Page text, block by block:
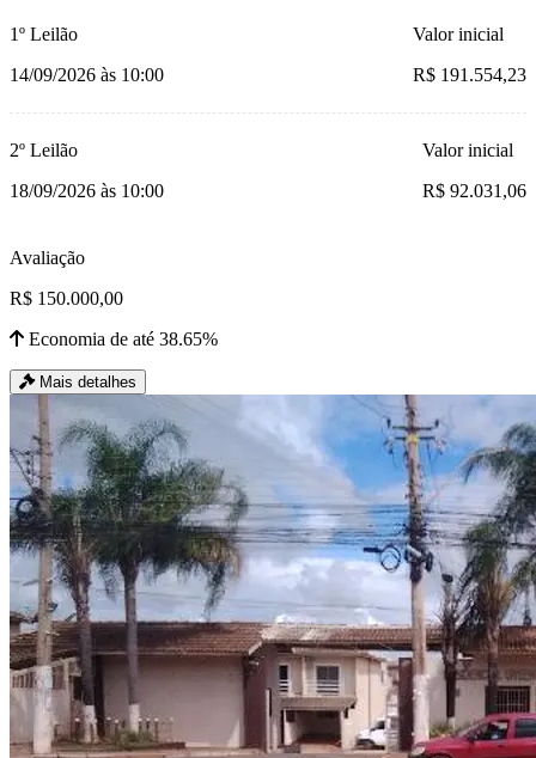
1º Leilão
14/09/2026 às 10:00
Valor inicial
R$ 191.554,23
2º Leilão
18/09/2026 às 10:00
Valor inicial
R$ 92.031,06
Avaliação
R$ 150.000,00
Economia de até 38.65%
Mais detalhes